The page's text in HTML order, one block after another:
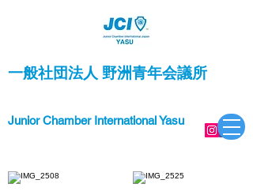
一般社団法人 野洲青年会議所
Junior Chamber International Yasu